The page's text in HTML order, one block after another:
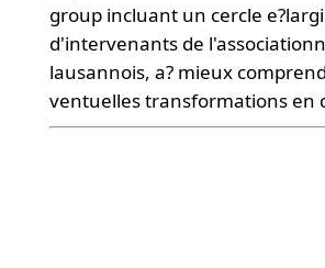
group incluant un cercle e?largi
d'intervenants de
lausannois, a? mieux
ventuelles transformations en